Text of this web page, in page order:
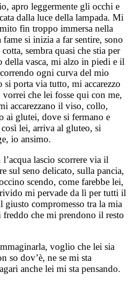
apro leggermente gli occhi e
dalla luce della lampada. Mi
fin troppo immersa nella
fame si inizia a far sentire, sono
sembra quasi che stia per
della vasca, mi alzo in piedi e il
ogni curva del mio
si porta via tutto, mi accarezzo
che lei fosse qui con me,
accarezzano il viso, collo,
ai glutei, dove si fermano e
lei, arriva al gluteo, si
io ansimo.
lascio scorrere via il
sul seno delicato, sulla pancia,
scendo, come farebbe lei,
mi pervade da lì per tutti il
giusto compromesso tra la mia
che mi prendono il resto
voglio che lei sia
so dov’è, ne se mi sta
anche lei mi sta pensando.